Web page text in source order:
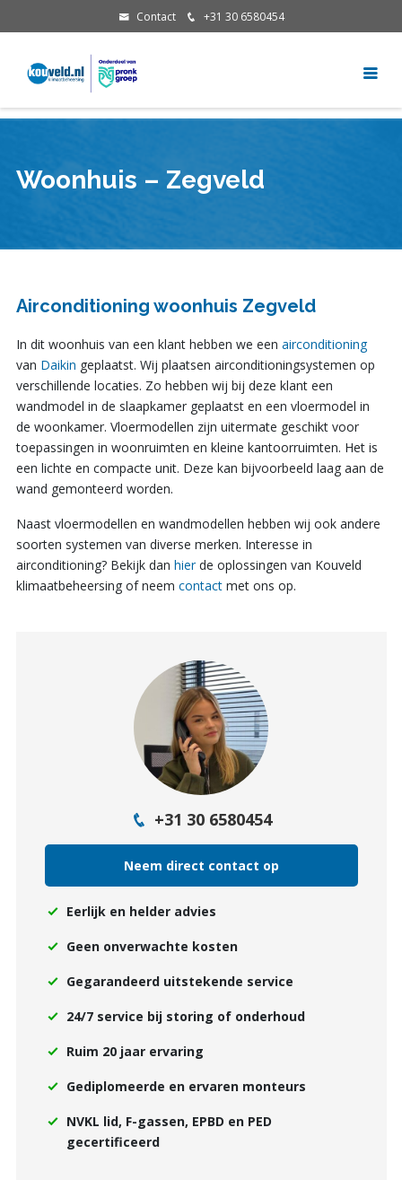
Contact +31 30 6580454
Woonhuis – Zegveld
Airconditioning woonhuis Zegveld
In dit woonhuis van een klant hebben we een airconditioning
van Daikin geplaatst. Wij plaatsen airconditioningsystemen op
verschillende locaties. Zo hebben wij bij deze klant een
wandmodel in de slaapkamer geplaatst en een vloermodel in
de woonkamer. Vloermodellen zijn uitermate geschikt voor
toepassingen in woonruimten en kleine kantoorruimten. Het is
een lichte en compacte unit. Deze kan bijvoorbeeld laag aan de
wand gemonteerd worden.
Naast vloermodellen en wandmodellen hebben wij ook andere
soorten systemen van diverse merken. Interesse in
airconditioning? Bekijk dan hierde oplossingen van Kouveld
klimaatbeheersing of neem contactmet ons op.
+31 30 6580454
Neem direct contact op
Eerlijk en helder advies
Geen onverwachte kosten
Gegarandeerd uitstekende service
24/7 service bij storing of onderhoud
Ruim 20 jaar ervaring
Gediplomeerde en ervaren monteurs
NVKL lid, F-gassen, EPBD en PED
gecertificeerd